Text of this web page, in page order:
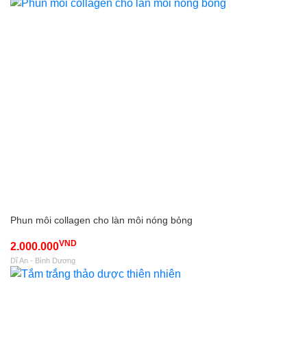
Phun môi collagen cho làn môi nóng bỏng
2.000.000VND
Dĩ An - Bình Dương